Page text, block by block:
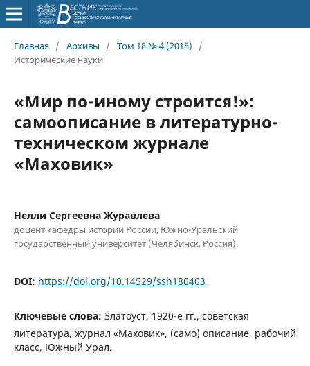
Главная / Архивы / Том 18 № 4 (2018)
/
Исторические науки
«Мир по-иному строится!»:
самоописание в литературно-
техническом журнале
«Маховик»
Нелли Сергеевна Журавлева
доцент кафедры истории России, Южно-Уральский
государственный университет (Челябинск, Россия).
DOI: https://doi.org/10.14529/ssh180403
Ключевые слова: Златоуст, 1920-е гг., советская
литература, журнал «Маховик», (само) описание, рабочий
класс, Южный Урал.